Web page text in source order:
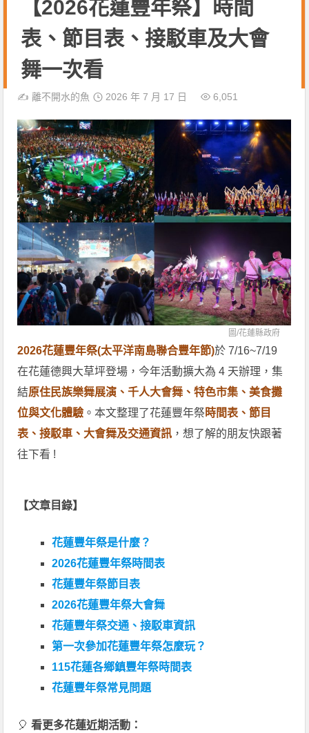
【2026花蓮豐年祭】時間
表、節目表、接駁車及大會
舞一次看
✍️離不開水的魚 2026 年 7 月 17 日 6,051
圖/花蓮縣政府
2026花蓮豐年祭(太平洋南島聯合豐年節)於 7/16~7/19
在花蓮德興大草坪登場，今年活動擴大為 4 天辦理，集
結原住民族樂舞展演、千人大會舞、特色市集、美食攤
位與文化體驗 。本文整理了花蓮豐年祭時間表、節目
表、接駁車、大會舞及交通資訊 ，想了解的朋友快跟著
往下看 !
【文章目錄】
花蓮豐年祭是什麼？
2026花蓮豐年祭時間表
花蓮豐年祭節目表
2026花蓮豐年祭大會舞
花蓮豐年祭交通、接駁車資訊
第一次參加花蓮豐年祭怎麼玩？
115花蓮各鄉鎮豐年祭時間表
花蓮豐年祭常見問題
🎈看更多花蓮近期活動：